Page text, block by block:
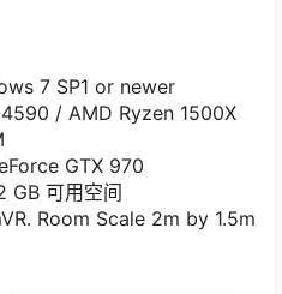
7 SP1 or newer
/ AMD Ryzen 1500X
GTX 970
GB 可用空间
Room Scale 2m by 1.5m